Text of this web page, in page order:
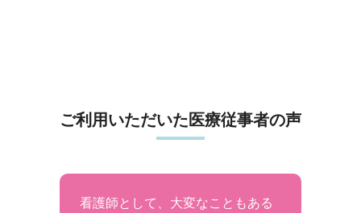
ご利用いただいた医療従事者の声
看護師として、大変なこともある